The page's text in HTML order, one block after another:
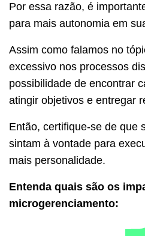
Por essa razão, é
para mais autonomia em
Assim como falamos no
excessivo nos processos
possibilidade de encontrar
atingir objetivos e entregar
Então, certifique-se de que
sintam à vontade para
mais personalidade.
Entenda quais são os
microgerenciamento: